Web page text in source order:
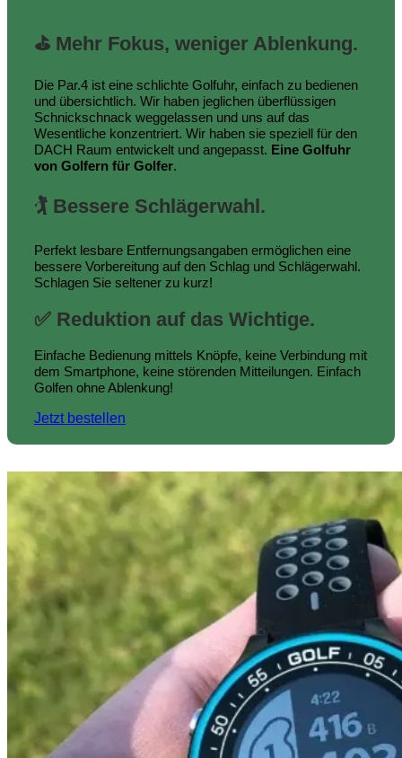
⛳ Mehr Fokus, weniger Ablenkung.
Die Par.4 ist eine schlichte Golfuhr, einfach zu bedienen
und übersichtlich. Wir haben jeglichen überflüssigen
Schnickschnack weggelassen und uns auf das
Wesentliche konzentriert. Wir haben sie speziell für den
DACH Raum entwickelt und angepasst. Eine Golfuhr
von Golfern für Golfer.
🏌 Bessere Schlägerwahl.
Perfekt lesbare Entfernungsangaben ermöglichen eine
bessere Vorbereitung auf den Schlag und Schlägerwahl.
Schlagen Sie seltener zu kurz!
✅ Reduktion auf das Wichtige.
Einfache Bedienung mittels Knöpfe, keine Verbindung mit
dem Smartphone, keine störenden Mitteilungen. Einfach
Golfen ohne Ablenkung!
Jetzt bestellen